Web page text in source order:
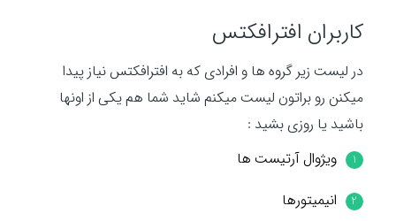
کاربران افترافکتس
در لیست زیر گروه ها و افرادی که به افترافکتس نیاز پیدا
میکنن رو براتون لیست میکنم شاید شما هم یکی از اونها
باشید یا روزی بشید :
ویژوال آرتیست ها
انیمیتورها